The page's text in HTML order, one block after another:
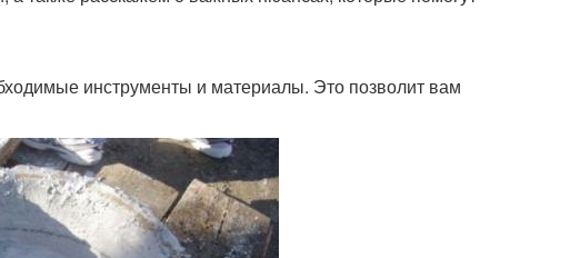
инструменты и материалы. Это позволит вам